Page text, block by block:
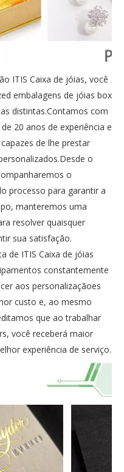
ITIS Caixa de jóias, você
embalagens de jóias box
distintas.Contamos com
20 anos de experiência e
de lhe prestar
o
o
processo para garantir a
manteremos uma
resolver quaisquer
sua satisfação.
de ITIS Caixa de jóias
constantemente
aos personalizaçãoes
custo e, ao mesmo
que ao trabalhar
você receberá maior
experiência de serviço.